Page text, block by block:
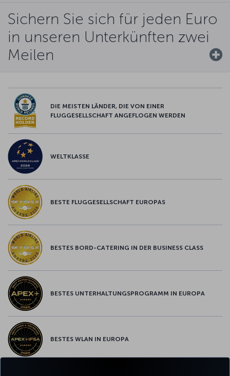
Sichern Sie sich für jeden Euro
in unseren Unterkünften zwei
Meilen
DIE MEISTEN LÄNDER, DIE VON EINER
FLUGGESELLSCHAFT ANGEFLOGEN WERDEN
WELTKLASSE
BESTE FLUGGESELLSCHAFT EUROPAS
BESTES BORD-CATERING IN DER BUSINESS CLASS
BESTES UNTERHALTUNGSPROGRAMM IN EUROPA
BESTES WLAN IN EUROPA